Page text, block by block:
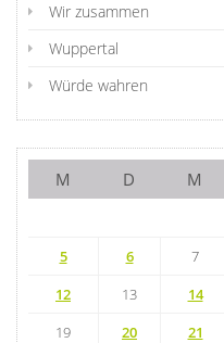
Wir zusammen
Wuppertal
Würde wahren
M D M
5
6 7
12
13 14
19
20 21